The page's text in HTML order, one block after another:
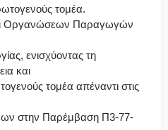
τομέα.
Οργανώσεων Παραγωγών
ενισχύοντας τη
και
τομέα απέναντι στις
στην Παρέμβαση Π3-77-